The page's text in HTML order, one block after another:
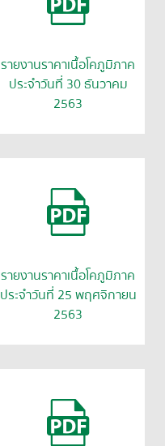
รายงานราคาเนื้อโคภูมิภาค
ประจำวันที่ 30 ธันวาคม
2563
รายงานราคาเนื้อโคภูมิภาค
ประจำวันที่ 25 พฤศจิกายน
2563